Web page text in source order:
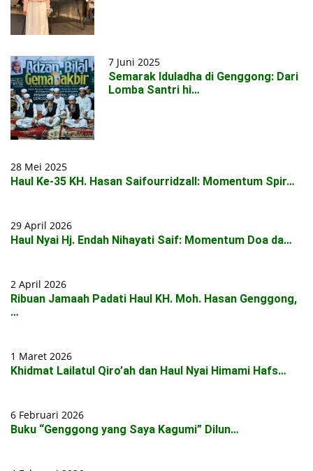
7 Juni 2025
Semarak Iduladha di Genggong: Dari
Lomba Santri hi…
28 Mei 2025
Haul Ke-35 KH. Hasan Saifourridzall: Momentum Spir…
29 April 2026
Haul Nyai Hj. Endah Nihayati Saif: Momentum Doa da…
2 April 2026
Ribuan Jamaah Padati Haul KH. Moh. Hasan Genggong,
…
1 Maret 2026
Khidmat Lailatul Qiro’ah dan Haul Nyai Himami Hafs…
6 Februari 2026
Buku “Genggong yang Saya Kagumi” Dilun…